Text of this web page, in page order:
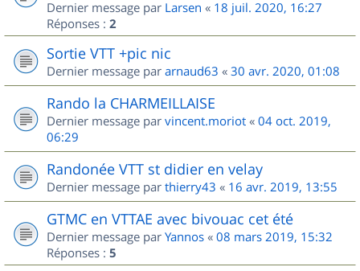
Dernier message par Larsen « 18 juil. 2020, 16:27
Réponses : 2
Sortie VTT +pic nic
Dernier message par arnaud63 « 30 avr. 2020, 01:08
Rando la CHARMEILLAISE
Dernier message par vincent.moriot « 04 oct. 2019,
06:29
Randonée VTT st didier en velay
Dernier message par thierry43 « 16 avr. 2019, 13:55
GTMC en VTTAE avec bivouac cet été
Dernier message par Yannos « 08 mars 2019, 15:32
Réponses : 5